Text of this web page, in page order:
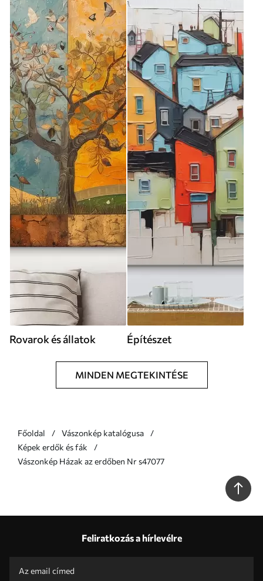
Rovarok és állatok Építészet
MINDEN MEGTEKINTÉSE
Főoldal
Vászonkép katalógusa
Képek erdők és fák
Vászonkép Házak az erdőben Nr s47077
Feliratkozás a hírlevélre